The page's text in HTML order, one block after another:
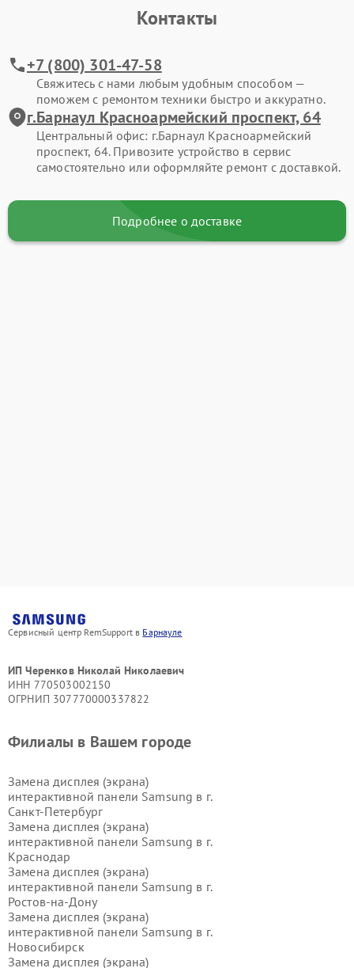
Контакты
+7 (800) 301-47-58
Свяжитесь с нами любым удобным способом —
поможем с ремонтом техники быстро и аккуратно.
г.Барнаул Красноармейский проспект, 64
Центральный офис: г.Барнаул Красноармейский
проспект, 64. Привозите устройство в сервис
самостоятельно или оформляйте ремонт с доставкой.
Подробнее о доставке
Сервисный центр RemSupport в Барнауле
ИП Черенков Николай Николаевич
ИНН 770503002150
ОГРНИП 307770000337822
Филиалы в Вашем городе
Замена дисплея (экрана)
интерактивной панели Samsung в г.
Санкт-Петербург
Замена дисплея (экрана)
интерактивной панели Samsung в г.
Краснодар
Замена дисплея (экрана)
интерактивной панели Samsung в г.
Ростов-на-Дону
Замена дисплея (экрана)
интерактивной панели Samsung в г.
Новосибирск
Замена дисплея (экрана)